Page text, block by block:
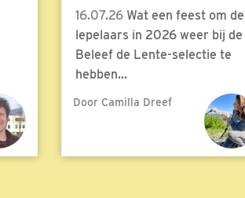
16.07.26Wat een feest om de
lepelaars in 2026 weer bij de
Beleef de Lente-selectie te
hebben...
Lees meer
Door Camilla Dreef